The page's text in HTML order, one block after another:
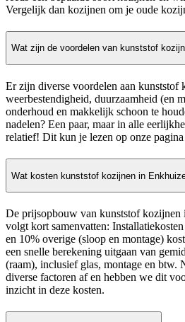
Vergelijk dan kozijnen om je oude
Wat zijn de voordelen van kunststof
Er zijn diverse voordelen aan kunststof
weerbestendigheid, duurzaamheid (en
onderhoud en makkelijk schoon te
nadelen? Een paar, maar in alle
relatief! Dit kun je lezen op onze
Wat kosten kunststof kozijnen in
De prijsopbouw van kunststof kozijnen
volgt kort samenvatten:
en 10% overige (sloop en montage)
een snelle berekening uitgaan van
(raam), inclusief glas, montage en btw.
diverse factoren af en hebben we dit
inzicht in deze kosten.